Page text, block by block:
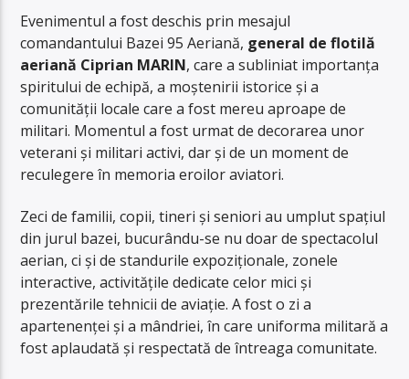
Evenimentul a fost deschis prin mesajul
comandantului Bazei 95 Aeriană, general de flotilă
aeriană Ciprian MARIN, care a subliniat importanța
spiritului de echipă, a moștenirii istorice și a
comunității locale care a fost mereu aproape de
militari. Momentul a fost urmat de decorarea unor
veterani și militari activi, dar și de un moment de
reculegere în memoria eroilor aviatori.
Zeci de familii, copii, tineri și seniori au umplut spațiul
din jurul bazei, bucurându-se nu doar de spectacolul
aerian, ci și de standurile expoziționale, zonele
interactive, activitățile dedicate celor mici și
prezentările tehnicii de aviație. A fost o zi a
apartenenței și a mândriei, în care uniforma militară a
fost aplaudată și respectată de întreaga comunitate.